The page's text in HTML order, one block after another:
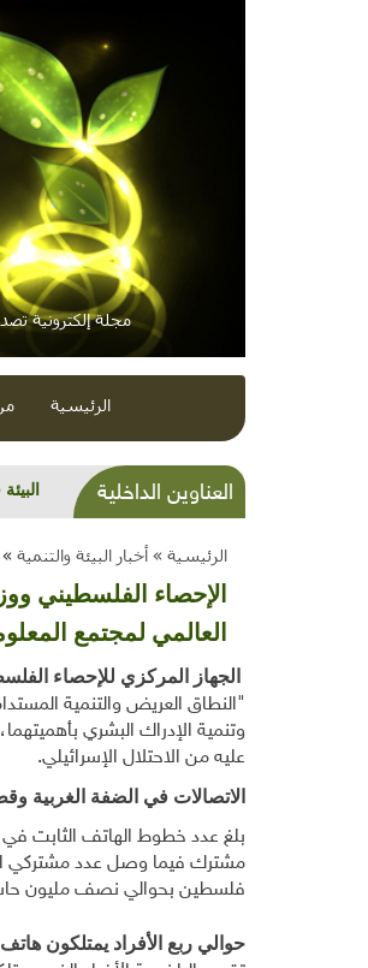
مجلة إلكترونية
الرئيسية
العناوين الداخلية
الرئيسية » أخبار البيئة والتنمية »
الإحصاء الفلسطيني
العالمي لمجتمع
الجهاز المركزي للإحصاء
"النطاق العريض والتنمية
وتنمية الإدراك البشري
عليه من الاحتلال الإسرائيلي.
الاتصالات في الضفة الغربية
فلسطين بحوالي نصف مليون
حوالي ربع الأفراد يمتلكون